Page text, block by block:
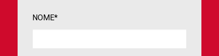
NOME*